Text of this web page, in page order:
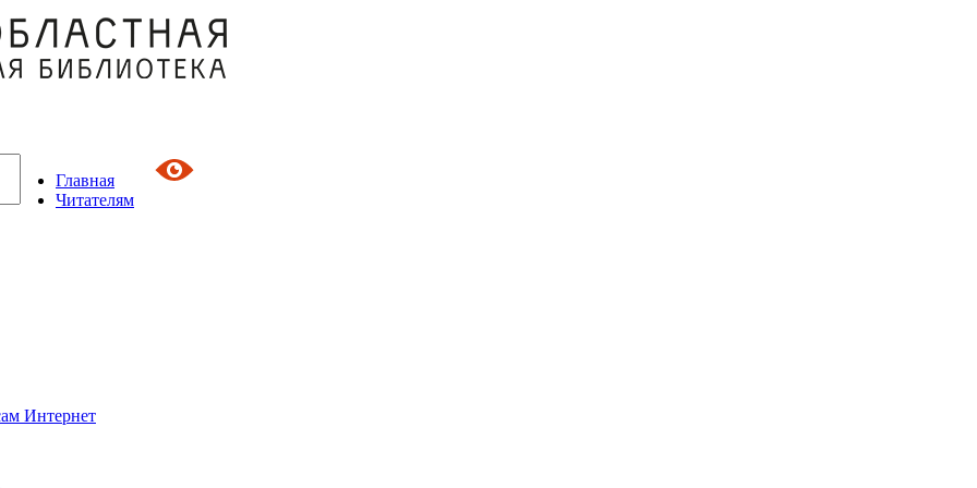
Главная
Читателям
Интернет